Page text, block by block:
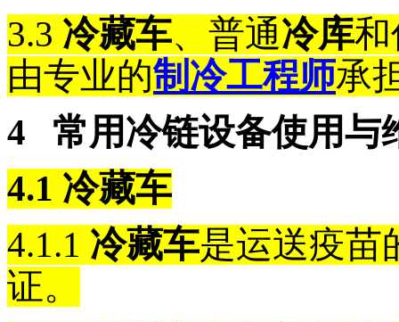
3.3 冷藏车、普通冷库
由专业的制冷工程师承
4 常用冷链设备使用与
4.1 冷藏车
4.1.1 冷藏车是运送疫苗
证。